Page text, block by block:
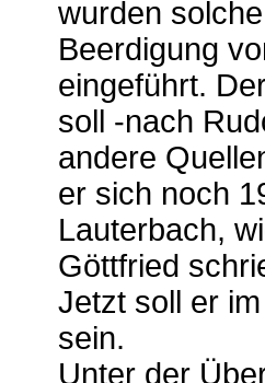
wurden
Beerdigung
eingeführt.
soll -nach
andere
er sich noch
Lauterbach,
Göttfried
Jetzt soll er
sein.
Unter der